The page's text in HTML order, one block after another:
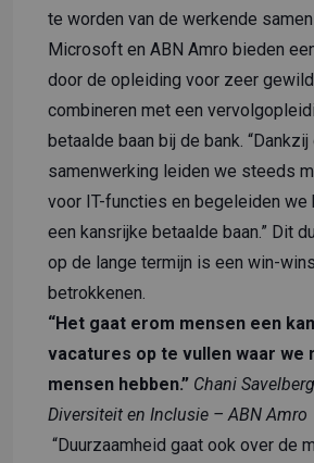
te worden van de werkende
Microsoft en ABN Amro bieden
door de opleiding voor zeer
combineren met een
betaalde baan bij de bank.
samenwerking leiden we steeds
voor IT-functies en begeleiden we
een kansrijke betaalde baan.” Dit
op de lange termijn is een win-
betrokkenen.
“Het gaat erom mensen een
vacatures op te vullen waar we
mensen hebben.” Chani
Diversiteit en Inclusie – ABN Amro
“Duurzaamheid gaat ook over de